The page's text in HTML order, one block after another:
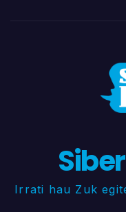
Irrati hau Zuk